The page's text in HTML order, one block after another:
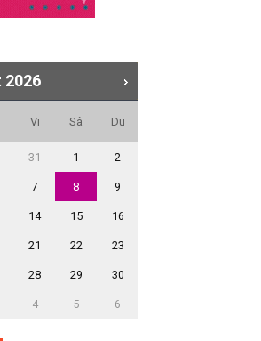
2026
Vi Sâ Du
31 1 2
7 8 9
14 15 16
21 22 23
28 29 30
4 5 6